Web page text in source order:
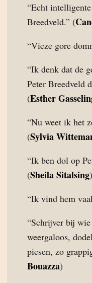
“Echt
Breedveld.” (
“Vieze gore
“Ik denk dat de
Peter Breedveld
(Esther
“Nu weet ik het
(Sylvia
“Ik ben dol op
(Sheila Sitalsing)
“Ik vind hem
“Schrijver bij
weergaloos,
piesen, zo
Bouazza)